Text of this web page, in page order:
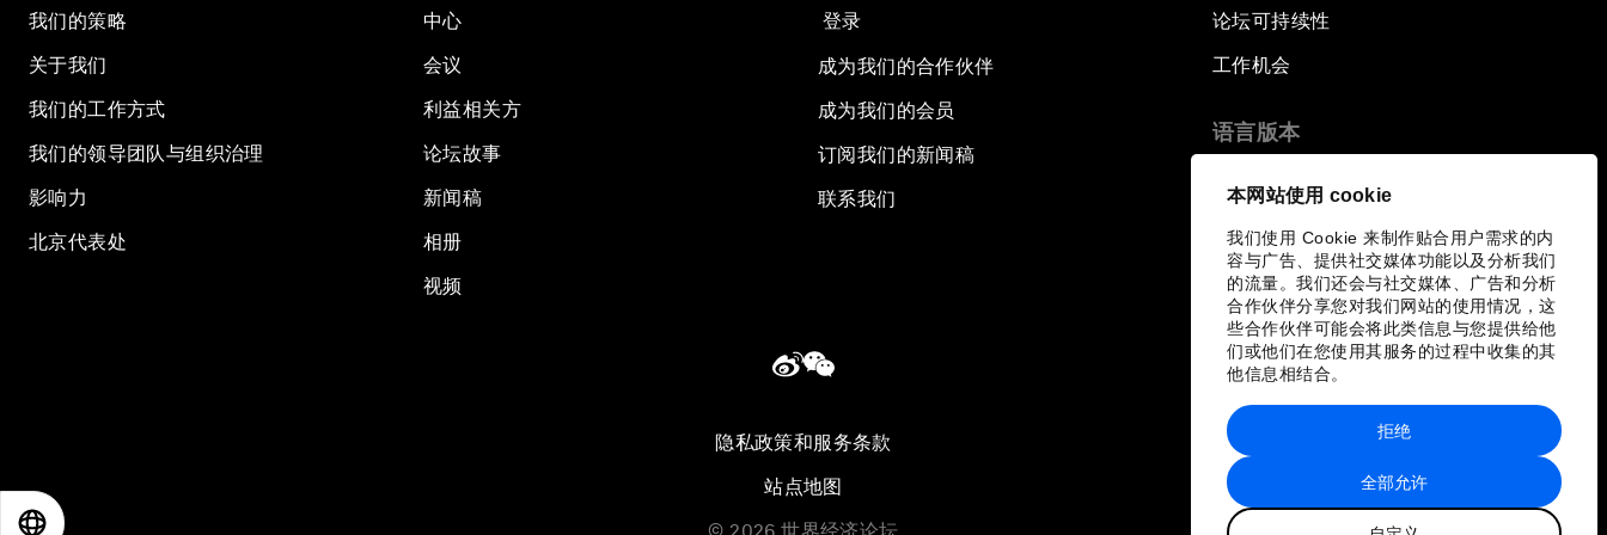
本网站使用 cookie
我们使用 Cookie 来制作贴合用户需求的内
容与广告、提供社交媒体功能以及分析我们
的流量。我们还会与社交媒体、广告和分析
合作伙伴分享您对我们网站的使用情况，这
些合作伙伴可能会将此类信息与您提供给他
们或他们在您使用其服务的过程中收集的其
他信息相结合。
全部允许
拒绝
我们的策略
关于我们
我们的工作方式
我们的领导团队与组织治理
影响力
北京代表处
中心
会议
利益相关方
论坛故事
新闻稿
相册
视频
登录
成为我们的合作伙伴
成为我们的会员
订阅我们的新闻稿
联系我们
论坛可持续性
工作机会
语言版本
隐私政策和服务条款
站点地图